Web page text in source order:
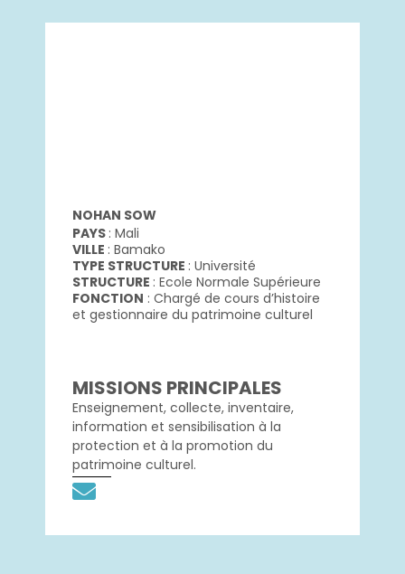
NOHAN SOW
PAYS : Mali
VILLE : Bamako
TYPE STRUCTURE : Université
STRUCTURE : Ecole Normale Supérieure
FONCTION : Chargé de cours d’histoire
et gestionnaire du patrimoine culturel
MISSIONS PRINCIPALES
Enseignement, collecte, inventaire,
information et sensibilisation à la
protection et à la promotion du
patrimoine culturel.